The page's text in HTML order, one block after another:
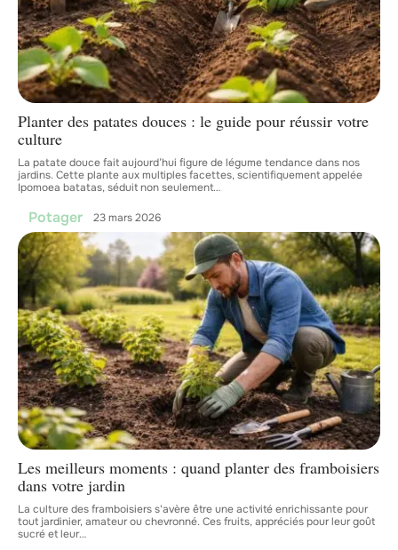
Planter des patates douces : le guide pour réussir votre
culture
La patate douce fait aujourd’hui figure de légume tendance dans nos
jardins. Cette plante aux multiples facettes, scientifiquement appelée
Ipomoea batatas, séduit non seulement…
Potager 23 mars 2026
Les meilleurs moments : quand planter des framboisiers
dans votre jardin
La culture des framboisiers s'avère être une activité enrichissante pour
tout jardinier, amateur ou chevronné. Ces fruits, appréciés pour leur goût
sucré et leur…